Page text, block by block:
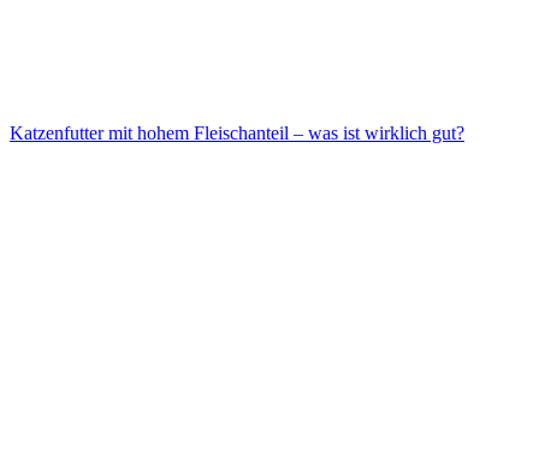
Katzenfutter mit hohem Fleischanteil – was ist wirklich gut?